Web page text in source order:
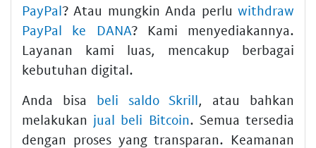
PayPal? Atau mungkin Anda perlu withdraw
PayPal ke DANA? Kami menyediakannya.
Layanan kami luas, mencakup berbagai
kebutuhan digital.
Anda bisa beli saldo Skrill, atau bahkan
melakukan jual beli Bitcoin. Semua tersedia
dengan proses yang transparan. Keamanan